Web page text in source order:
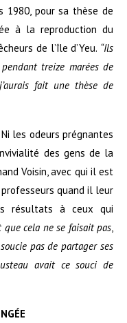
1980, pour sa thèse de
à la reproduction du
de l’île d’Yeu. “Ils
treize marées de
fait une thèse de
les odeurs prégnantes
des gens de la
Voisin, avec qui il est
quand il leur
résultats à ceux qui
que cela ne se faisait pas,
pas departagerses
avait ce souci de